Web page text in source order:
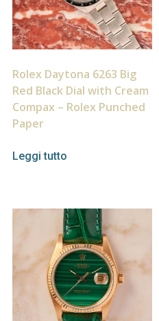
Rolex Daytona 6263 Big
Red Black Dial with Cream
Compax – Rolex Punched
Paper
Leggi tutto